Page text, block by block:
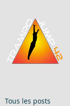
Tous les posts